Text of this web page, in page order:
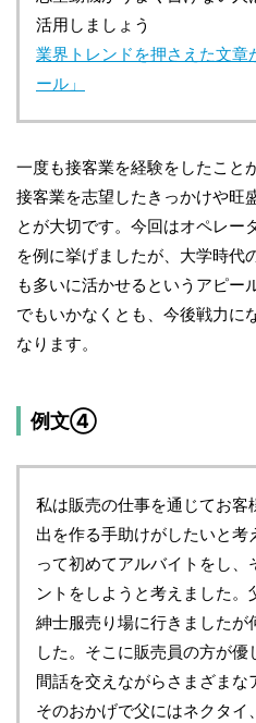
活用しましょう
業界トレンドを押さえた文章
ール」
一度も接客業を経験をしたこと
接客業を志望したきっかけや旺
とが大切です。今回はオペレー
を例に挙げましたが、大学時代
も多いに活かせるというアピー
でもいかなくとも、今後戦力に
なります。
例文④
私は販売の仕事を通じてお客
出を作る手助けがしたいと考
って初めてアルバイトをし
ントをしようと考えました。
紳士服売り場に行きましたが
した。そこに販売員の方が
間話を交えながらさまざまな
そのおかげで父にはネクタイ